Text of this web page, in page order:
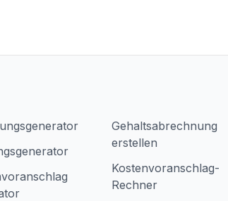
Gehaltsabrechnung
erstellen
Kostenvoranschlag-
Rechner